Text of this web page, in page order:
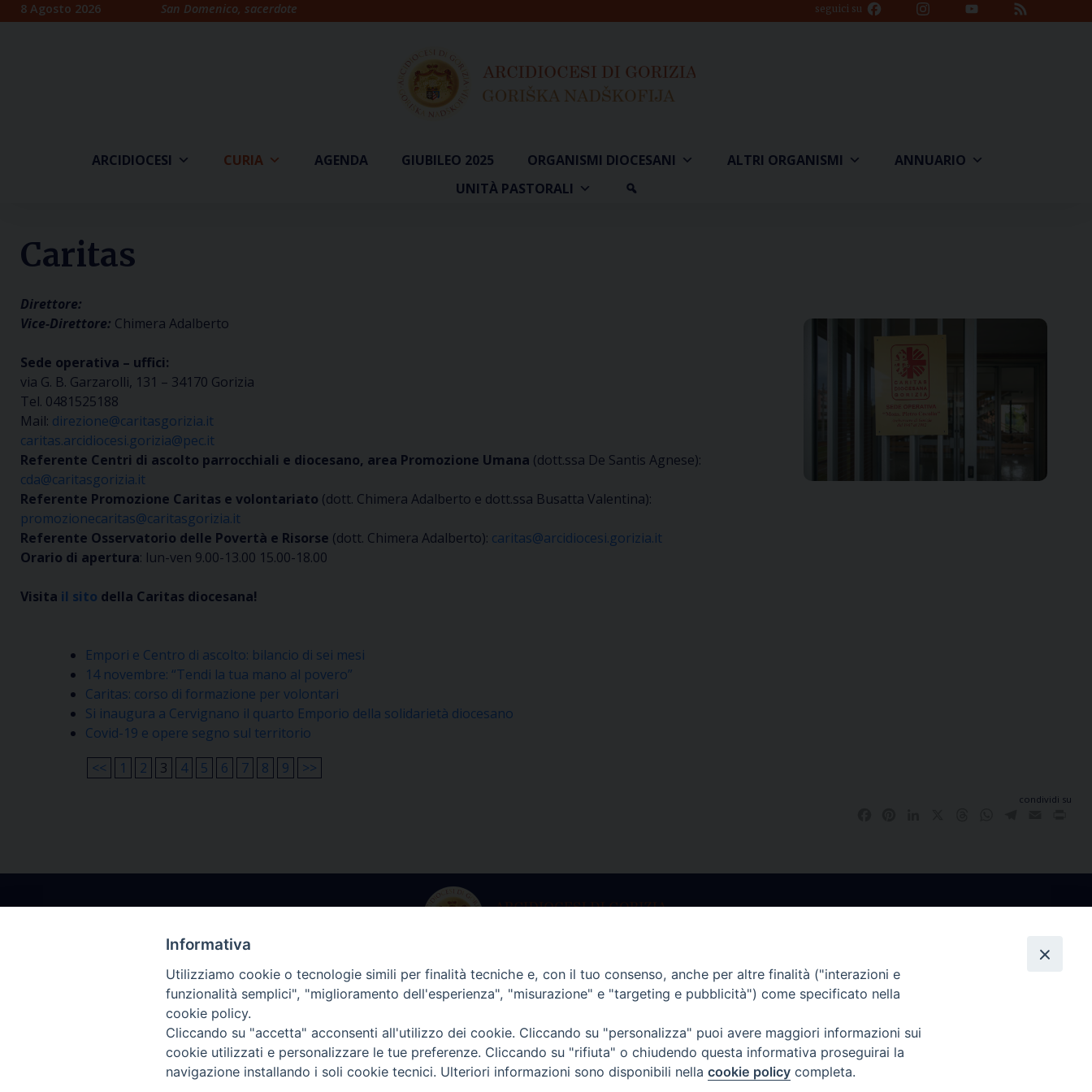
Skip8 Agosto 2026 San Domenico, sacerdote seguici su Facebook InstagramYouTube
Channel
ARCIDIOCESI CURIA AGENDA GIUBILEO 2025 ORGANISMI DIOCESANI ALTRI ORGANISMI
ANNUARIO
UNITÀ PASTORALI
Caritas
Direttore:
Vice-Direttore: Chimera Adalberto
Sede operativa – uffici:
via G. B. Garzarolli, 131 – 34170 Gorizia
Tel. 0481525188
Mail: direzione@caritasgorizia.it
caritas.arcidiocesi.gorizia@pec.it
Referente Centri di ascolto parrocchiali e diocesano, area Promozione Umana (dott.ssa De Santis Agnese):
cda@caritasgorizia.it
Referente Promozione Caritas e volontariato (dott. Chimera Adalberto e dott.ssa Busatta Valentina):
promozionecaritas@caritasgorizia.it
Referente Osservatorio delle Povertà e Risorse (dott. Chimera Adalberto): caritas@arcidiocesi.gorizia.it
Orario di apertura: lun-ven 9.00-13.00 15.00-18.00
Visita il sito della Caritas diocesana!
Empori e Centro di ascolto: bilancio di sei mesi
14 novembre: “Tendi la tua mano al povero”
Caritas: corso di formazione per volontari
Si inaugura a Cervignano il quarto Emporio della solidarietà diocesano
Covid-19 e opere segno sul territorio
<<
1 2 3 4 5 6 7 8 9 >>
condividi su
Arcidiocesi Gorizia
Via Arcivescovado, 2
34170 Gorizia – Italia
tel. +39 0481 597617
cancelleria@arcidiocesi.gorizia.it
Segreteria dell’Arcivescovo
dalle 9.00 alle 13.00
tel. +39 0481 597601
episcopio@arcidiocesi.gorizia.it
Archivio Storico
dalle 9.00 alle 12.30
tel. +39 0481 597628
archivio@arcidiocesi.gorizia.it
Ufficio Comunicazioni Sociali
ucs@arcidiocesi.gorizia.it
Informativa
Utilizziamo cookie o tecnologie simili per finalità tecniche e, con il tuo consenso, anche per altre finalità ("interazioni e
funzionalità semplici", "miglioramento dell'esperienza", "misurazione" e "targeting e pubblicità") come specificato nella
cookie policy.
Cliccando su "accetta" acconsenti all'utilizzo dei cookie. Cliccando su "personalizza" puoi avere maggiori informazioni sui
cookie utilizzati e personalizzare le tue preferenze. Cliccando su "rifiuta" o chiudendo questa informativa proseguirai la
navigazione installando i soli cookie tecnici. Ulteriori informazioni sono disponibili nella cookie policy completa.